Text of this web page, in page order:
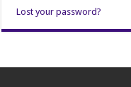
Lost your password?